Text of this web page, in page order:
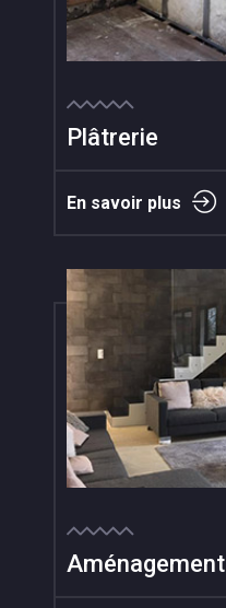
Plâtrerie
En savoir plus
Aménagement